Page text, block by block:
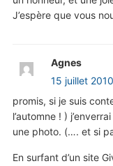
J’espère que vous
Agnes
15 juillet
promis, si je suis
l’automne ! ) j’enverrai
une photo. (…. et si
En surfant d’un site